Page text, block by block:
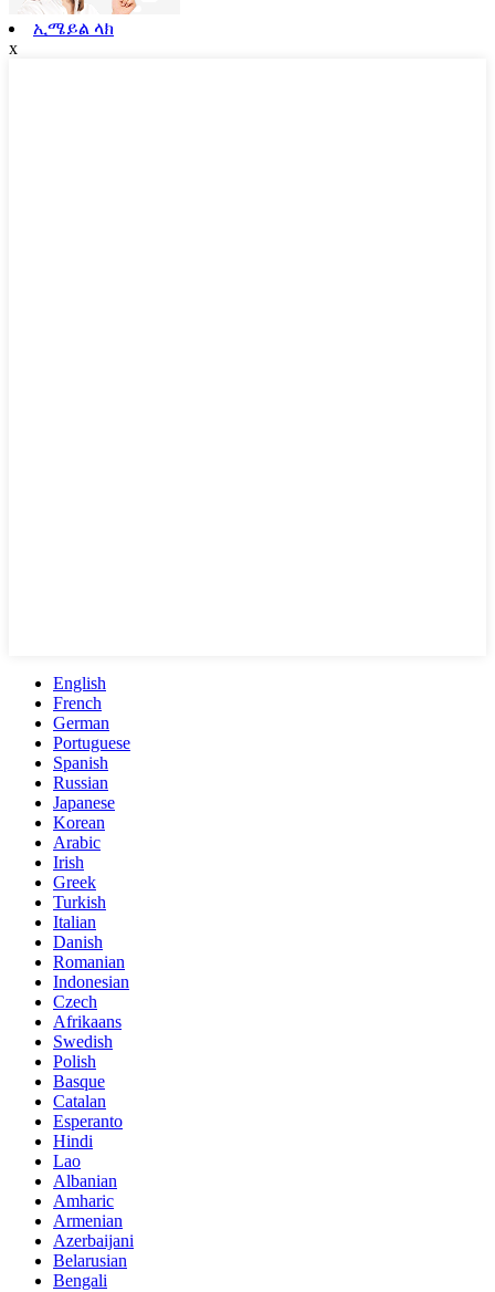
ኢሜይል ላክ
x
English
French
German
Portuguese
Spanish
Russian
Japanese
Korean
Arabic
Irish
Greek
Turkish
Italian
Danish
Romanian
Indonesian
Czech
Afrikaans
Swedish
Polish
Basque
Catalan
Esperanto
Hindi
Lao
Albanian
Amharic
Armenian
Azerbaijani
Belarusian
Bengali